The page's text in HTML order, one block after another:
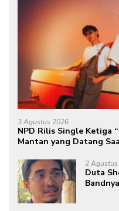
3 Agustus 2026
NPD Rilis Single Ketiga
Mantan yang Datang
2
Duta